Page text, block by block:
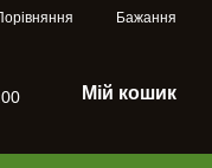
Бажання
Мій кошик